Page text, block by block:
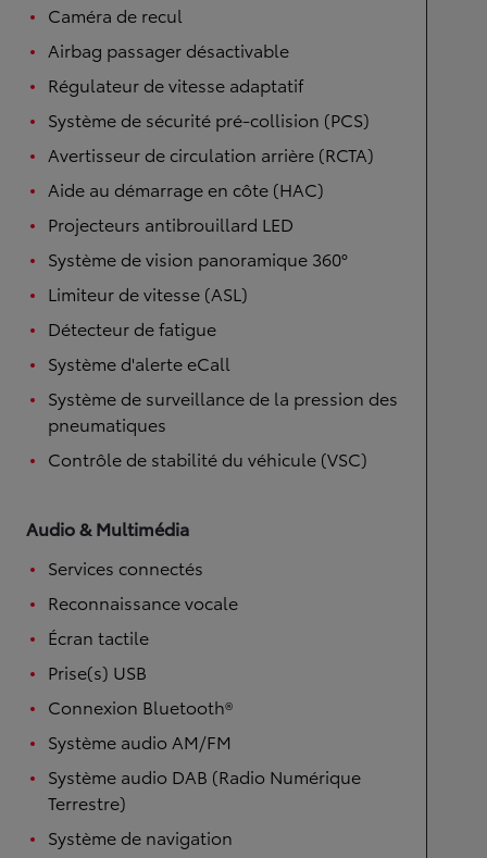
Caméra de recul
Airbag passager désactivable
Régulateur de vitesse adaptatif
Système de sécurité pré-collision (PCS)
Avertisseur de circulation arrière (RCTA)
Aide au démarrage en côte (HAC)
Projecteurs antibrouillard LED
Système de vision panoramique 360°
Limiteur de vitesse (ASL)
Détecteur de fatigue
Système d'alerte eCall
Système de surveillance de la pression des
pneumatiques
Contrôle de stabilité du véhicule (VSC)
Audio & Multimédia
Services connectés
Reconnaissance vocale
Écran tactile
Prise(s) USB
Connexion Bluetooth®
Système audio AM/FM
Système audio DAB (Radio Numérique
Terrestre)
Système de navigation